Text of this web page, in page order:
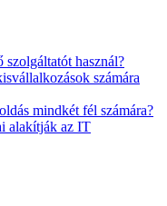
használ?
számára
mindkét fél számára?
alakítják az IT